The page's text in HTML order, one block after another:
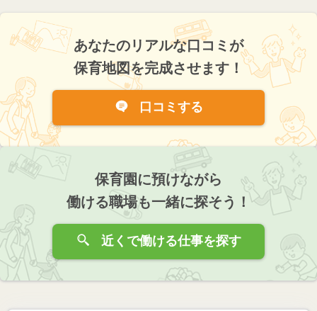
あなたのリアルな口コミが
保育地図を完成させます！
口コミする
保育園に預けながら
働ける職場も一緒に探そう！
近くで働ける仕事を探す